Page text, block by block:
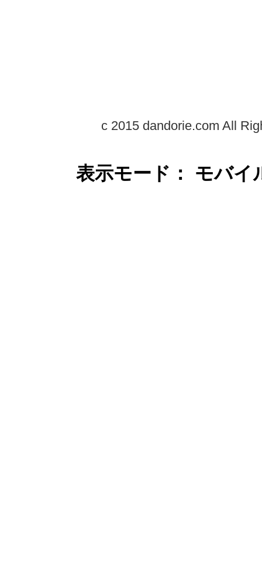
c 2015 dandorie.com All
表示モード： モバ